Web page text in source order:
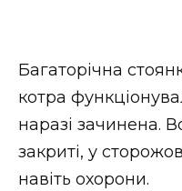
ФОТО
ВІДЕО
Багаторічна
котра
наразі зачинена.
закриті, у
навіть охорони.